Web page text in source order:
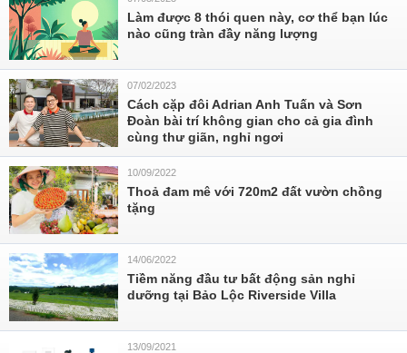
Làm được 8 thói quen này, cơ thể bạn lúc
nào cũng tràn đầy năng lượng
07/02/2023
Cách cặp đôi Adrian Anh Tuấn và Sơn
Đoàn bài trí không gian cho cả gia đình
cùng thư giãn, nghỉ ngơi
10/09/2022
Thoả đam mê với 720m2 đất vườn chồng
tặng
14/06/2022
Tiềm năng đầu tư bất động sản nghỉ
dưỡng tại Bảo Lộc Riverside Villa
13/09/2021